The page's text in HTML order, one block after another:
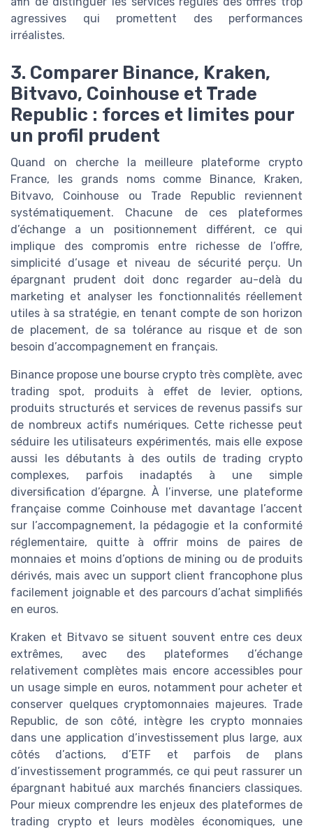
agressives qui promettent des performances
irréalistes.
3. Comparer Binance, Kraken,
Bitvavo, Coinhouse et Trade
Republic : forces et limites pour
un profil prudent
Quand on cherche la meilleure plateforme crypto
France, les grands noms comme Binance, Kraken,
Bitvavo, Coinhouse ou Trade Republic reviennent
systématiquement. Chacune de ces plateformes
d’échange a un positionnement différent, ce qui
implique des compromis entre richesse de l’offre,
simplicité d’usage et niveau de sécurité perçu. Un
épargnant prudent doit donc regarder au-delà du
marketing et analyser les fonctionnalités réellement
utiles à sa stratégie, en tenant compte de son horizon
de placement, de sa tolérance au risque et de son
besoin d’accompagnement en français.
Binance propose une bourse crypto très complète, avec
trading spot, produits à effet de levier, options,
produits structurés et services de revenus passifs sur
de nombreux actifs numériques. Cette richesse peut
séduire les utilisateurs expérimentés, mais elle expose
aussi les débutants à des outils de trading crypto
complexes, parfois inadaptés à une simple
diversification d’épargne. À l’inverse, une plateforme
française comme Coinhouse met davantage l’accent
sur l’accompagnement, la pédagogie et la conformité
réglementaire, quitte à offrir moins de paires de
monnaies et moins d’options de mining ou de produits
dérivés, mais avec un support client francophone plus
facilement joignable et des parcours d’achat simplifiés
en euros.
Kraken et Bitvavo se situent souvent entre ces deux
extrêmes, avec des plateformes d’échange
relativement complètes mais encore accessibles pour
un usage simple en euros, notamment pour acheter et
conserver quelques cryptomonnaies majeures. Trade
Republic, de son côté, intègre les crypto monnaies
dans une application d’investissement plus large, aux
côtés d’actions, d’ETF et parfois de plans
d’investissement programmés, ce qui peut rassurer un
épargnant habitué aux marchés financiers classiques.
Pour mieux comprendre les enjeux des plateformes de
trading crypto et leurs modèles économiques, une